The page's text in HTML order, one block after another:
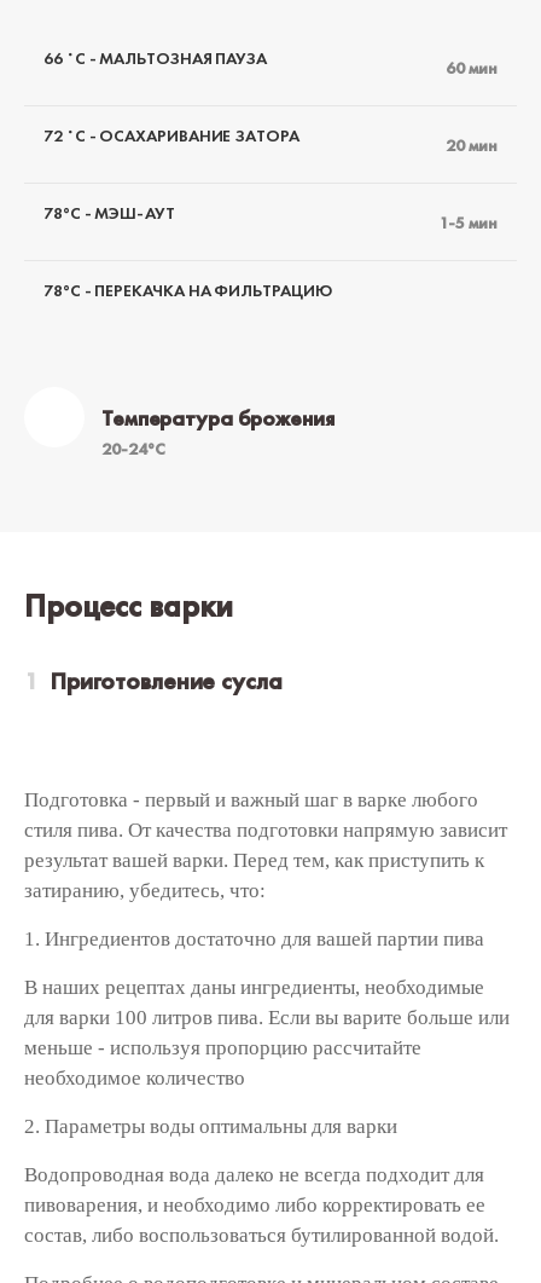
66 ˚С - МАЛЬТОЗНАЯ ПАУЗА 60 мин
72 ˚С - ОСАХАРИВАНИЕ ЗАТОРА 20 мин
78°C - МЭШ-АУТ 1-5 мин
78°C - ПЕРЕКАЧКА НА ФИЛЬТРАЦИЮ
Температура брожения
20-24°C
Процесс варки
Приготовление сусла
Подготовка - первый и важный шаг в варке любого
стиля пива. От качества подготовки напрямую зависит
результат вашей варки. Перед тем, как приступить к
затиранию, убедитесь, что:
1. Ингредиентов достаточно для вашей партии пива
В наших рецептах даны ингредиенты, необходимые
для варки 100 литров пива. Если вы варите больше или
меньше - используя пропорцию рассчитайте
необходимое количество
2. Параметры воды оптимальны для варки
Водопроводная вода далеко не всегда подходит для
пивоварения, и необходимо либо корректировать ее
состав, либо воспользоваться бутилированной водой.